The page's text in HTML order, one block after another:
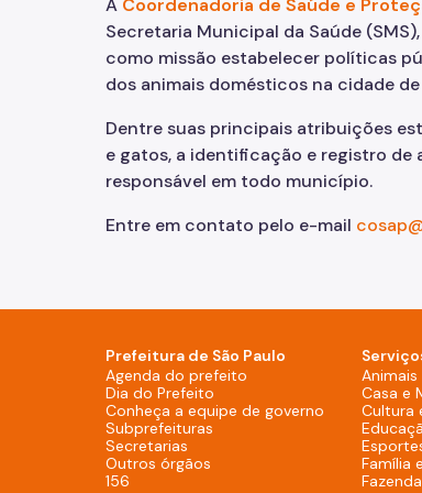
Fazenda
Funerários e
Mobilidade Urbana e
Rua e Bairro
Saúde e Bem-estar
Trabalho
A Coordenadoria de Saúde e
Secretaria Municipal da Saúde
como missão estabelecer políticas
dos animais domésticos na cidade de
Dentre suas principais atribuições
e gatos, a identificação e registro de
responsável em todo município.
Entre em contato pelo e-mail
Prefeitura de São Paulo
Agenda do prefeito Agenda do prefeito
Dia do Prefeito Dia do Prefeito (Rodapé -
Conheça a equipe de governo Conheça a
Subprefeituras Subprefeituras (Rodapé -
Secretarias Secretarias (Rodapé - Desktop)
Outros órgãos Outros órgãos (Rodapé -
156
Animais
Casa e
Cultura
Família
Fazenda